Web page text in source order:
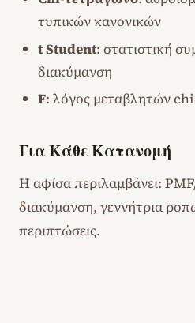
τυπικών κανονικών
t Student: στατιστική
διακύμανση
F: λόγος μεταβλητών
Για Κάθε Κατανομή
Η αφίσα περιλαμβάνει:
διακύμανση, γεννήτρια
περιπτώσεις.